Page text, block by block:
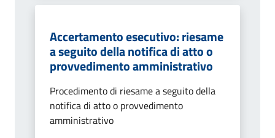
Accertamento esecutivo: riesame
a seguito della notifica di atto o
provvedimento amministrativo
Procedimento di riesame a seguito della
notifica di atto o provvedimento
amministrativo